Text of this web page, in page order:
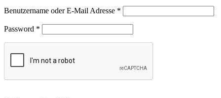
Benutzername oder E-Mail Adresse *
Password *